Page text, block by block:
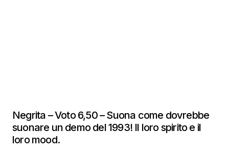
Negrita – Voto 6,50 – Suona come dovrebbe
suonare un demo del 1993! Il loro spirito e il
loro mood.